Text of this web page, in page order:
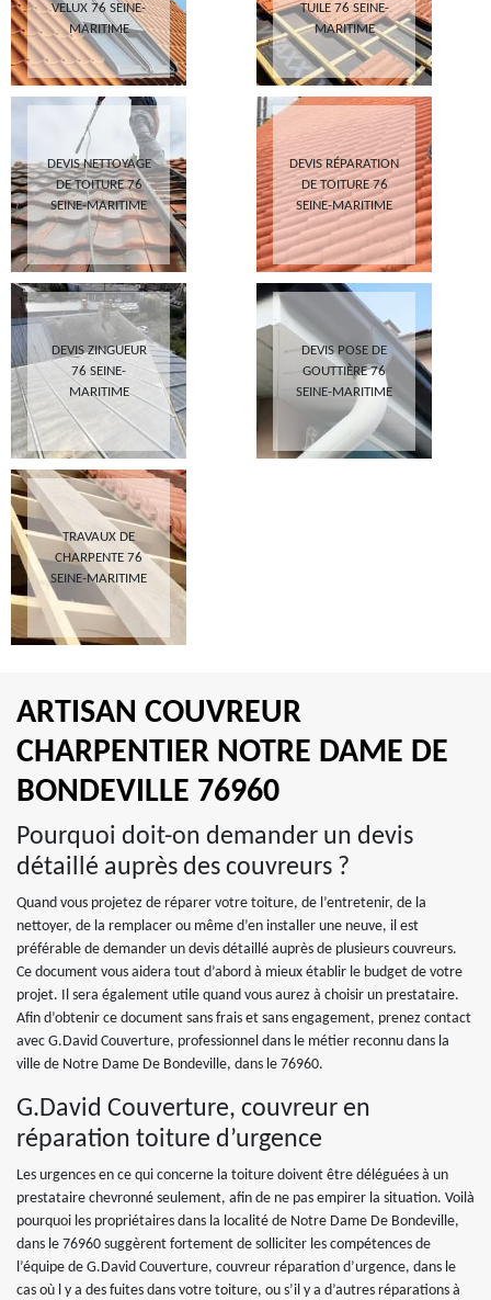
VELUX 76 SEINE-
MARITIME
TUILE 76 SEINE-
MARITIME
DEVIS NETTOYAGE
DE TOITURE 76
SEINE-MARITIME
DEVIS RÉPARATION
DE TOITURE 76
SEINE-MARITIME
DEVIS ZINGUEUR
76 SEINE-
MARITIME
DEVIS POSE DE
GOUTTIÈRE 76
SEINE-MARITIME
TRAVAUX DE
CHARPENTE 76
SEINE-MARITIME
ARTISAN COUVREUR
CHARPENTIER NOTRE DAME DE
BONDEVILLE 76960
Pourquoi doit-on demander un devis
détaillé auprès des couvreurs ?
Quand vous projetez de réparer votre toiture, de l’entretenir, de la
nettoyer, de la remplacer ou même d’en installer une neuve, il est
préférable de demander un devis détaillé auprès de plusieurs couvreurs.
Ce document vous aidera tout d’abord à mieux établir le budget de votre
projet. Il sera également utile quand vous aurez à choisir un prestataire.
Afin d’obtenir ce document sans frais et sans engagement, prenez contact
avec G.David Couverture, professionnel dans le métier reconnu dans la
ville de Notre Dame De Bondeville, dans le 76960.
G.David Couverture, couvreur en
réparation toiture d’urgence
Les urgences en ce qui concerne la toiture doivent être déléguées à un
prestataire chevronné seulement, afin de ne pas empirer la situation. Voilà
pourquoi les propriétaires dans la localité de Notre Dame De Bondeville,
dans le 76960 suggèrent fortement de solliciter les compétences de
l’équipe de G.David Couverture, couvreur réparation d’urgence, dans le
cas où l y a des fuites dans votre toiture, ou s’il y a d’autres réparations à